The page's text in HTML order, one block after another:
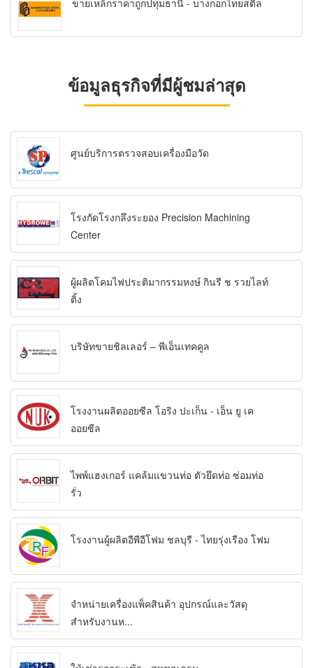
ขายเหล็กราคาถูกปทุมธานี - บางกอกไทยสตีล
ข้อมูลธุรกิจที่มีผู้ชมล่าสุด
ศูนย์บริการตรวจสอบเครื่องมือวัด
โรงกัดโรงกลึงระยอง Precision Machining
Center
ผู้ผลิตโคมไฟประติมากรรมหงษ์ กินรี ช รวยไลท์
ติ้ง
บริษัทขายชิลเลอร์ – พีเอ็นเทคคูล
โรงงานผลิตออยซีล โอริง ปะเก็น - เอ็น ยู เค
ออยซีล
ไพพ์แฮงเกอร์ แคล้มแขวนท่อ ตัวยึดท่อ ซ่อมท่อ
รั่ว
โรงงานผู้ผลิตอีพีอีโฟม ชลบุรี - ไทยรุ่งเรือง โฟม
จำหน่ายเครื่องแพ็คสินค้า อุปกรณ์และวัสดุ
สำหรับงานห...